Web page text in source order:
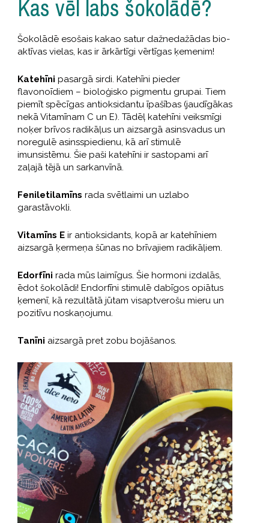
Kas vēl labs šokolādē?
Šokolādē esošais kakao satur dažnedažādas bio-
aktīvas vielas, kas ir ārkārtīgi vērtīgas ķemenim!
Katehīni pasargā sirdi. Katehīni pieder
flavonoīdiem – bioloģisko pigmentu grupai. Tiem
piemīt spēcīgas antioksidantu īpašības (jaudīgākas
nekā Vitamīnam C un E). Tādēļ katehīni veiksmīgi
noķer brīvos radikāļus un aizsargā asinsvadus un
noregulē asinsspiedienu, kā arī stimulē
imunsistēmu. Šie paši katehīni ir sastopami arī
zaļajā tējā un sarkanvīnā.
Feniletilamīns rada svētlaimi un uzlabo
garastāvokli.
Vitamīns E ir antioksidants, kopā ar katehīniem
aizsargā ķermeņa šūnas no brīvajiem radikāļiem.
Edorfīni rada mūs laimīgus. Šie hormoni izdalās,
ēdot šokolādi! Endorfīni stimulē dabīgos opiātus
ķemenī, kā rezultātā jūtam visaptverošu mieru un
pozitīvu noskaņojumu.
Tanīni aizsargā pret zobu bojāšanos.